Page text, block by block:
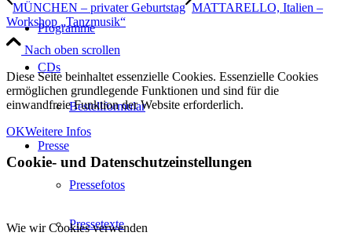
Programme
CDs
Bestellformular
Presse
Pressefotos
Pressetexte
MÜNCHEN – privater Geburtstag MATTARELLO, Italien –
Workshop „Tanzmusik“
Nach oben scrollen
Diese Seite beinhaltet essenzielle Cookies. Essenzielle Cookies
ermöglichen grundlegende Funktionen und sind für die
einwandfreie Funktion der Website erforderlich.
OKWeitere Infos
Cookie- und Datenschutzeinstellungen
Wie wir Cookies verwenden